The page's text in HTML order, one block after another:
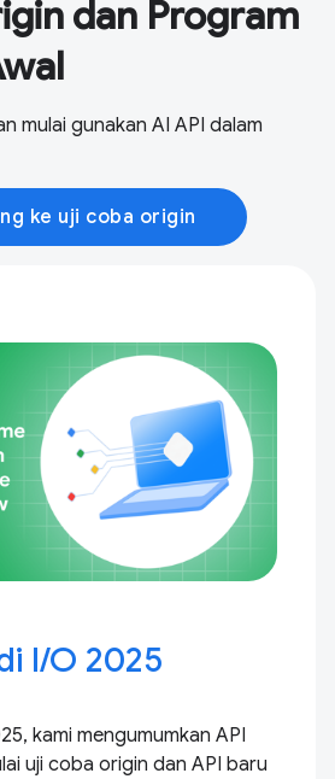
dan Program
mulai gunakan AI API dalam
ke uji coba origin
I / O 2025
kami mengumumkan API
uji coba origin dan API baru